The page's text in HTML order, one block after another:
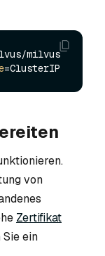
milvus
von
Zertifikat
Sie ein